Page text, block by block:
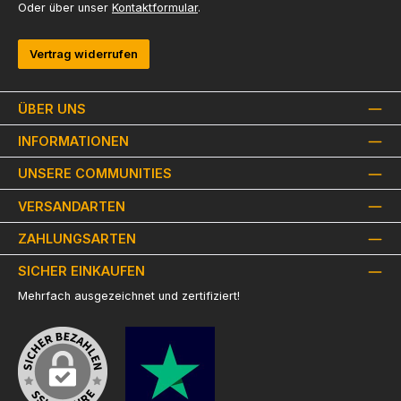
ÜBER UNS
INFORMATIONEN
Oder über unser Kontaktformular.
Vertrag widerrufen
UNSERE COMMUNITIES
VERSANDARTEN
ZAHLUNGSARTEN
SICHER EINKAUFEN
Mehrfach ausgezeichnet und zertifiziert!